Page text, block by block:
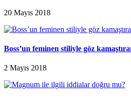
20 Mayıs 2018
Boss’un feminen stiliyle göz
2 Mayıs 2018